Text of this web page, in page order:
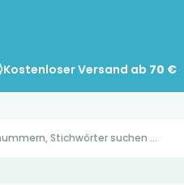
Kostenloser Versand ab 70 €